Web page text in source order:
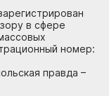
в сфере
номер:
правда –